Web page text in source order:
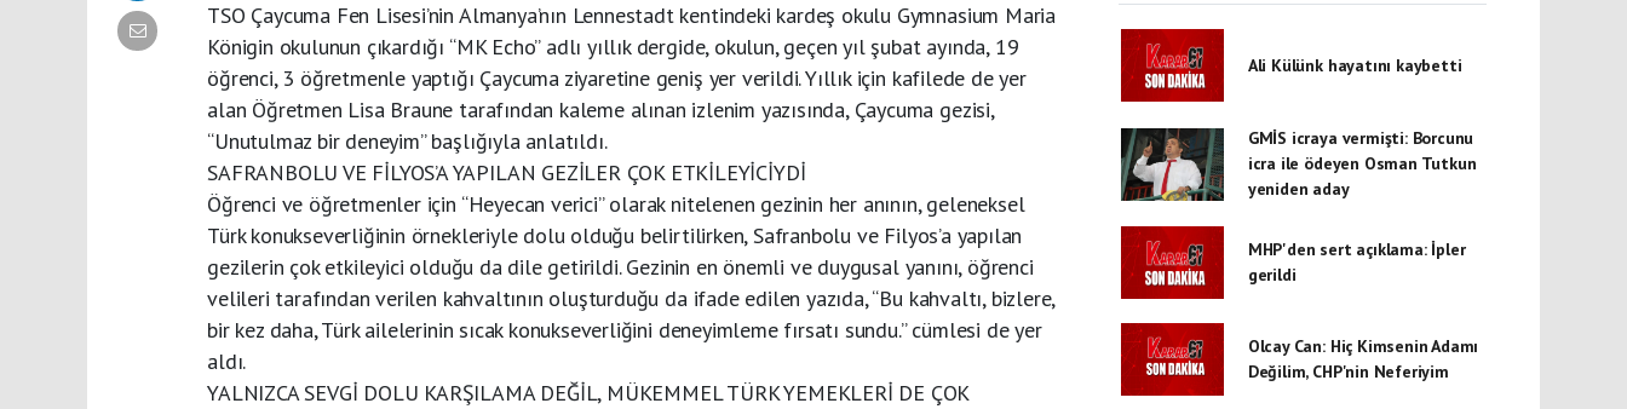
TSO Çaycuma Fen Lisesi’nin Almanya’nın Lennestadt kentindeki kardeş okulu Gymnasium Maria
Königin okulunun çıkardığı “MK Echo” adlı yıllık dergide, okulun, geçen yıl şubat ayında, 19
öğrenci, 3 öğretmenle yaptığı Çaycuma ziyaretine geniş yer verildi. Yıllık için kafilede de yer
alan Öğretmen Lisa Braune tarafından kaleme alınan izlenim yazısında, Çaycuma gezisi,
“Unutulmaz bir deneyim” başlığıyla anlatıldı.
SAFRANBOLU VE FİLYOS’A YAPILAN GEZİLER ÇOK ETKİLEYİCİYDİ
Öğrenci ve öğretmenler için “Heyecan verici” olarak nitelenen gezinin her anının, geleneksel
Türk konukseverliğinin örnekleriyle dolu olduğu belirtilirken, Safranbolu ve Filyos’a yapılan
gezilerin çok etkileyici olduğu da dile getirildi. Gezinin en önemli ve duygusal yanını, öğrenci
velileri tarafından verilen kahvaltının oluşturduğu da ifade edilen yazıda, “Bu kahvaltı, bizlere,
bir kez daha, Türk ailelerinin sıcak konukseverliğini deneyimleme fırsatı sundu.” cümlesi de yer
aldı.
YALNIZCA SEVGİ DOLU KARŞILAMA DEĞİL, MÜKEMMEL TÜRK YEMEKLERİ DE ÇOK
Ali Külünk hayatını kaybetti
GMİS icraya vermişti: Borcunu
icra ile ödeyen Osman Tutkun
yeniden aday
MHP'den sert açıklama: İpler
gerildi
Olcay Can: Hiç Kimsenin Adamı
Değilim, CHP'nin Neferiyim